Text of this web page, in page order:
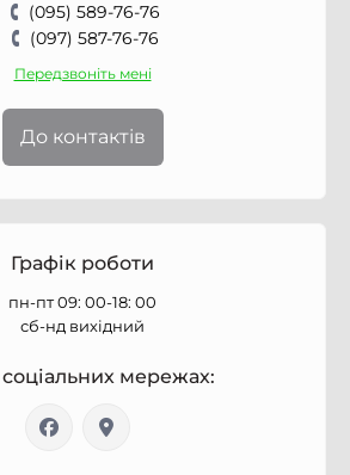
(095) 589-76-76
(097) 587-76-76
Передзвоніть мені
До контактів
Графік роботи
пн-пт 09: 00-18: 00
сб-нд вихідний
мережах: